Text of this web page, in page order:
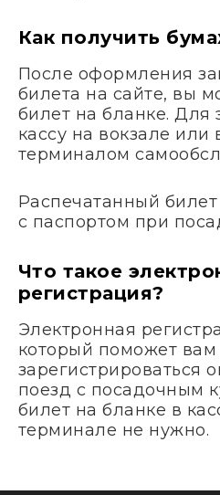
Как получить
После оформления
билета на сайте, вы
билет на бланке. Для
кассу на вокзале или
терминалом
Распечатанный
с паспортом при
Что такое
регистрация?
Электронная
который поможет вам
зарегистрироваться
поезд с посадочным
билет на бланке в
терминале не нужно.